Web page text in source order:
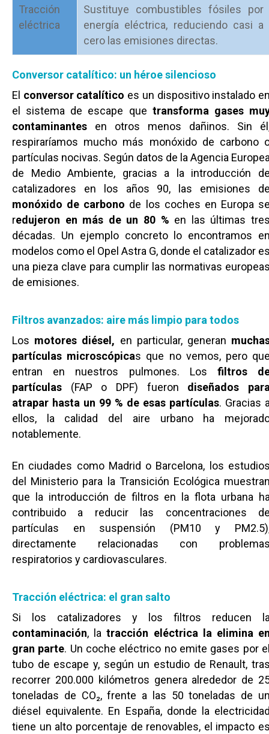
Tracción
eléctrica
Sustituye combustibles fósiles por
energía eléctrica, reduciendo casi a
cero las emisiones directas.
Conversor catalítico: un héroe silencioso
El conversor catalítico es un dispositivo instalado
el sistema de escape que transforma gases
contaminantes en otros menos dañinos. Sin
respiraríamos mucho más monóxido de carbono
partículas nocivas. Según datos de la Agencia
de Medio Ambiente, gracias a la introducción
catalizadores en los años 90, las emisiones
monóxido de carbono de los coches en Europa
redujeron en más de un 80 % en las últimas
décadas. Un ejemplo concreto lo encontramos
modelos como el Opel Astra G, donde el catalizador
una pieza clave para cumplir las normativas
de emisiones.
Filtros avanzados: aire más limpio para todos
Los motores diésel, en particular, generan
partículas microscópicas que no vemos, pero
entran en nuestros pulmones. Los filtros
partículas (FAP o DPF) fueron diseñados
atrapar hasta un 99 % de esas partículas. Gracias
ellos, la calidad del aire urbano ha
notablemente.
En ciudades como Madrid o Barcelona, los
del Ministerio para la Transición Ecológica
que la introducción de filtros en la flota urbana
contribuido a reducir las concentraciones
partículas en suspensión (PM10 y
directamente relacionadas con
respiratorios y cardiovasculares.
Tracción eléctrica: el gran salto
Si los catalizadores y los filtros reducen
contaminación, latracción eléctrica la elimina
gran parte. Un coche eléctrico no emite gases por
tubo de escape y, según un estudio de Renault,
recorrer 200.000 kilómetros genera alrededor de
toneladas de CO₂, frente a las 50 toneladas de
diésel equivalente. En España, donde la
tiene un alto porcentaje de renovables, el impacto